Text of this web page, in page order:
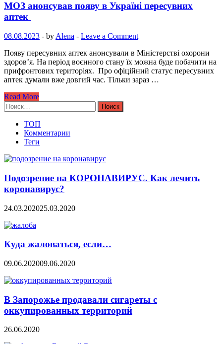
МОЗ анонсував появу в Україні пересувних
аптек
08.08.2023 - by Alena - Leave a Comment
Появу пересувних аптек анонсували в Міністерстві охорони
здоров’я. На період воєнного стану їх можна буде побачити на
прифронтових територіях. Про офіційний статус пересувних
аптек думали вже довгий час. Тільки зараз …
Read More
Найти:
ТОП
Комментарии
Теги
Подозрение на КОРОНАВИРУС. Как лечить
коронавирус?
24.03.202025.03.2020
Куда жаловаться, если…
09.06.202009.06.2020
В Запорожье продавали сигареты с
оккупированных территорий
26.06.2020